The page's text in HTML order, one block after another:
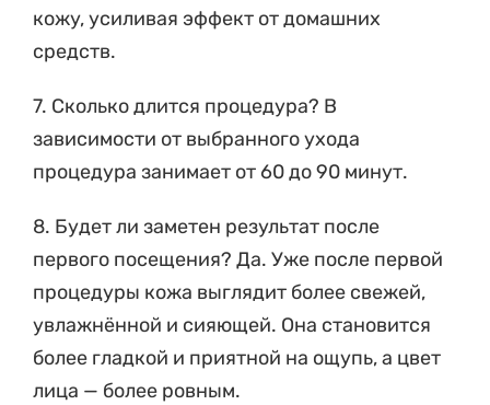
кожу, усиливая эффект от домашних
средств.
7. Сколько длится процедура? В
зависимости от выбранного ухода
процедура занимает от 60 до 90 минут.
8. Будет ли заметен результат после
первого посещения? Да. Уже после первой
процедуры кожа выглядит более свежей,
увлажнённой и сияющей. Она становится
более гладкой и приятной на ощупь, а цвет
лица — более ровным.